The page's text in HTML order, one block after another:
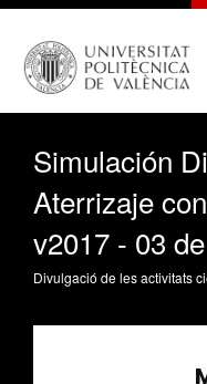
Simulación
Aterrizaje
v2017 - 03